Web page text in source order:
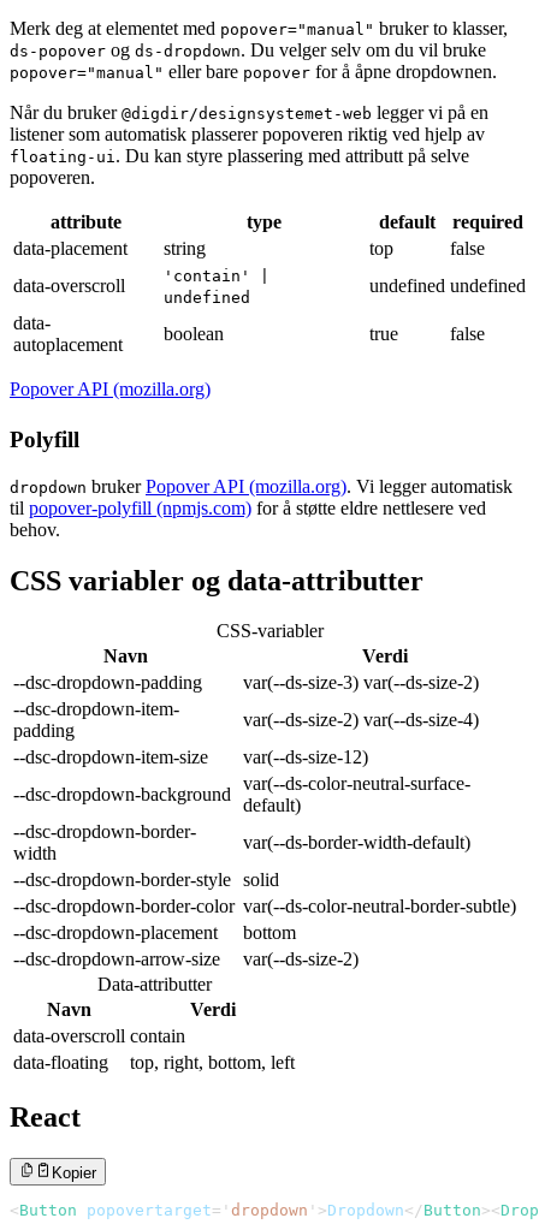
Merk deg at elementet med popover="manual" bruker to klasser,
ds-popover og ds-dropdown. Du velger selv om du vil bruke
popover="manual" eller bare popover for å åpne dropdownen.
Når du bruker @digdir/designsystemet-web legger vi på en
listener som automatisk plasserer popoveren riktig ved hjelp av
floating-ui. Du kan styre plassering med attributt på selve
popoveren.
attribute type default
required
data-placement
string top
false
data-overscroll
'contain' |
undefined
undefined undefined
data-
autoplacement
boolean true false
Popover API (mozilla.org)
Polyfill
dropdown brukerPopover API (mozilla.org). Vi legger automatisk
til popover-polyfill (npmjs.com) for å støtte eldre nettlesere ved
behov.
CSS variabler og data-attributter
CSS-variabler
Navn
Verdi
--dsc-dropdown-padding
var(--ds-size-3) var(--ds-size-2)
--dsc-dropdown-item-
padding
var(--ds-size-2) var(--ds-size-4)
--dsc-dropdown-item-size
var(--ds-size-12)
--dsc-dropdown-background
var(--ds-color-neutral-surface-
default)
--dsc-dropdown-border-
width
var(--ds-border-width-default)
--dsc-dropdown-border-style solid
--dsc-dropdown-border-color var(--ds-color-neutral-border-subtle)
--dsc-dropdown-placement
bottom
--dsc-dropdown-arrow-size
var(--ds-size-2)
Data-attributter
Navn
Verdi
data-overscroll contain
data-floating top, right, bottom, left
React
Kopier
<Button popovertarget= ' dropdown ' >Dropdown</Button><